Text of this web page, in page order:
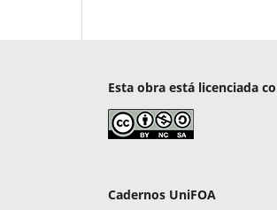
Esta obra está licenciada
Cadernos UniFOA